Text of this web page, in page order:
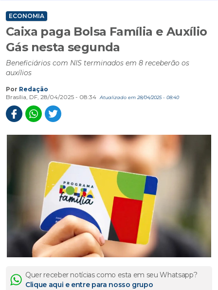
ECONOMIA
Caixa paga Bolsa Família e Auxílio
Gás nesta segunda
Beneficiários com NIS terminados em 8 receberão os
auxílios
Por Redação
Brasília, DF, 28/04/2025 - 08:34
Atualizado em 28/04/2025 - 08:40
Quer receber notícias como esta em seu Whatsapp?
Clique aqui e entre para nosso grupo